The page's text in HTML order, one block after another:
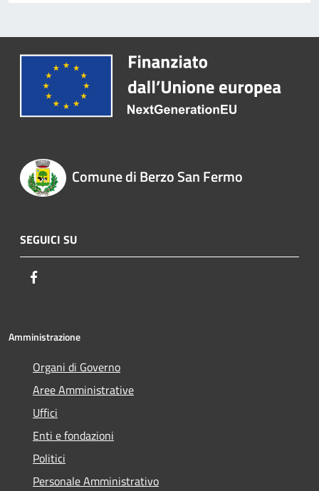
Comune di Berzo San Fermo
SEGUICI SU
Amministrazione
Organi di Governo
Aree Amministrative
Uffici
Enti e fondazioni
Politici
Personale Amministrativo